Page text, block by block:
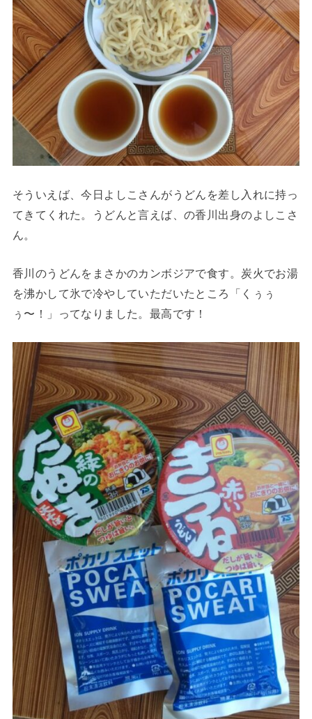
そういえば、今日よしこさんがうどんを差し入れに持っ
てきてくれた。うどんと言えば、の香川出身のよしこさ
ん。
香川のうどんをまさかのカンボジアで食す。炭火でお湯
を沸かして氷で冷やしていただいたところ「くぅぅ
ぅ〜！」ってなりました。最高です！